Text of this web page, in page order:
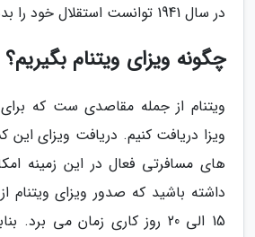
در سال 1941 توانست استقلال خود را بدست آورد.
چگونه ویزای ویتنام بگیریم؟
ویتنام از جمله مقاصدی ست که
ویزا دریافت کنیم. دریافت ویزای این
های مسافرتی فعال در این زمینه
داشته باشید که صدور ویزای ویتنام
15 الی 20 روز کاری زمان می برد.